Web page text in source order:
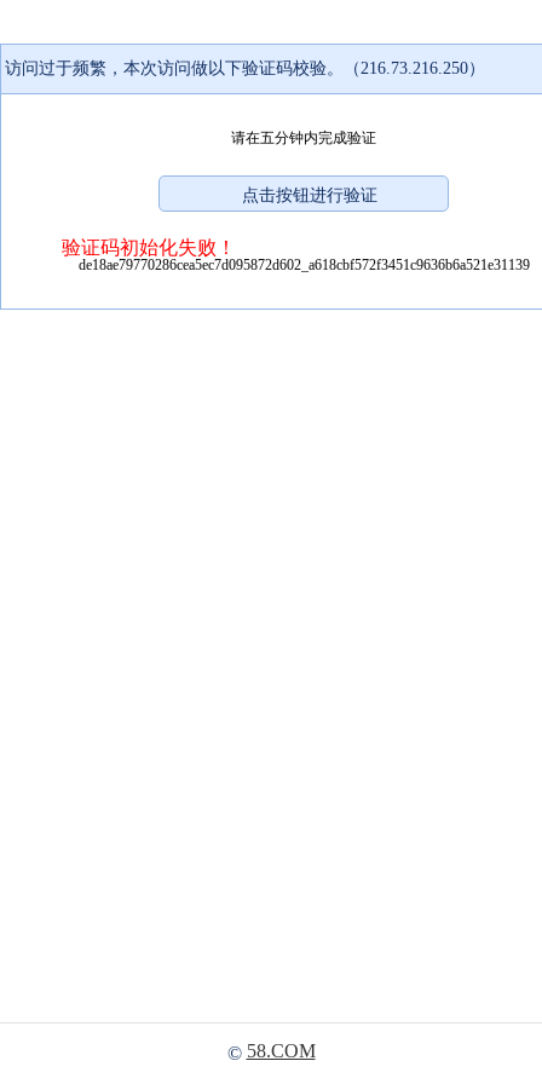
访问过于频繁，本次访问做以下验证码校验。（216.73.216.250）
请在五分钟内完成验证
验证码初始化失败！
de18ae79770286cea5ec7d095872d602_a618cbf572f3451c9636b6a521e31139
© 58.COM